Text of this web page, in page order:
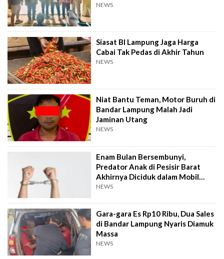
NEWS
Siasat BI Lampung Jaga Harga
Cabai Tak Pedas di Akhir Tahun
NEWS
Niat Bantu Teman, Motor Buruh di
Bandar Lampung Malah Jadi
Jaminan Utang
NEWS
Enam Bulan Bersembunyi,
Predator Anak di Pesisir Barat
Akhirnya Diciduk dalam Mobil
Travel
NEWS
Gara-gara Es Rp10 Ribu, Dua Sales
di Bandar Lampung Nyaris Diamuk
Massa
NEWS